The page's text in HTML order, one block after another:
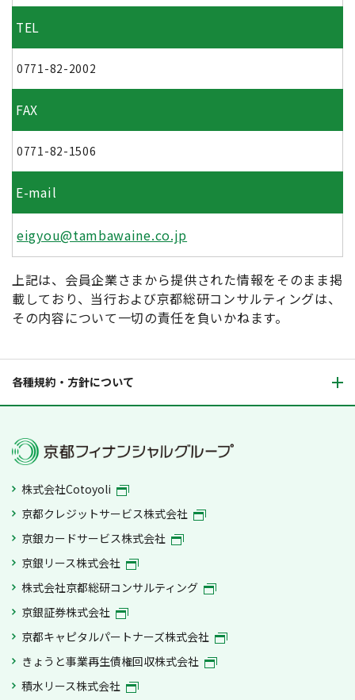
TEL
0771-82-2002
FAX
0771-82-1506
E-mail
eigyou@tambawaine.co.jp
上記は、会員企業さまから提供された情報をそのまま掲
載しており、当行および京都総研コンサルティングは、
その内容について一切の責任を負いかねます。
各種規約・方針について
株式会社Cotoyoli
京都クレジットサービス株式会社
京銀カードサービス株式会社
京銀リース株式会社
株式会社京都総研コンサルティング
京銀証券株式会社
京都キャピタルパートナーズ株式会社
きょうと事業再生債権回収株式会社
積水リース株式会社